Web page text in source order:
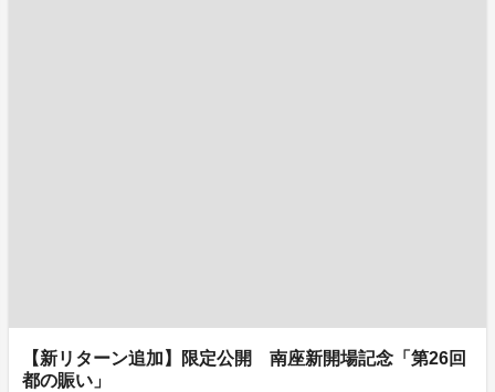
【新リターン追加】限定公開 南座新開場記念「第26回
都の賑い」